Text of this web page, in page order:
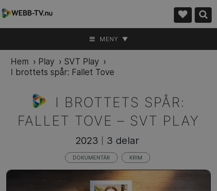
MENY ▼
Hem › Play › SVT Play ›
I brottets spår: Fallet Tove
I BROTTETS SPÅR:
FALLET TOVE – SVT PLAY
2023 3 delar
DOKUMENTÄR KRIM